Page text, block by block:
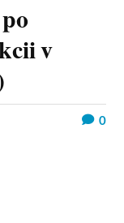
v
0